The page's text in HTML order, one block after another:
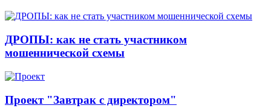
ДРОПЫ: как не стать участником
мошеннической схемы
Проект "Завтрак с директором"